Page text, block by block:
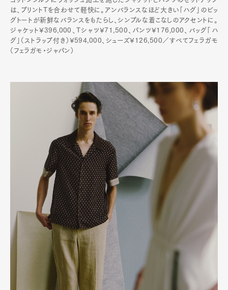
は、プリントTを合わせて軽快に。アンバランスなほど大きい「ハグ」のビッ
グトートが新鮮なバランスをもたらし、シンプルな着こなしのアクセントに。
ジャケット¥396,000、Tシャツ¥71,500、パンツ¥176,000、バッグ「ハ
グ」（ストラップ付き）¥594,000、シューズ¥126,500／すべてフェラガモ
（フェラガモ・ジャパン）